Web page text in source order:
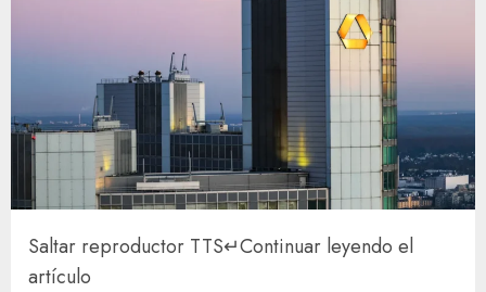
Saltar reproductor TTS↵Continuar leyendo el
artículo